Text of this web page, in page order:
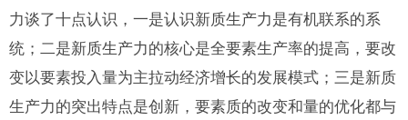
力谈了十点认识，一是认识新质生产力是有机联系的系
统；二是新质生产力的核心是全要素生产率的提高，要改
变以要素投入量为主拉动经济增长的发展模式；三是新质
生产力的突出特点是创新，要素质的改变和量的优化都与